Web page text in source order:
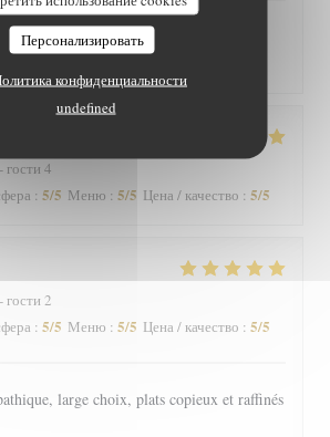
Персонализировать
конфиденциальности
undefined
et un régal pour les papilles il y a pas
qualité-prix
гости 4
: 5/5 Меню : 5/5 Цена / качество : 5/5
гости 2
: 5/5 Меню : 5/5 Цена / качество : 5/5
large choix, plats copieux et raffinés